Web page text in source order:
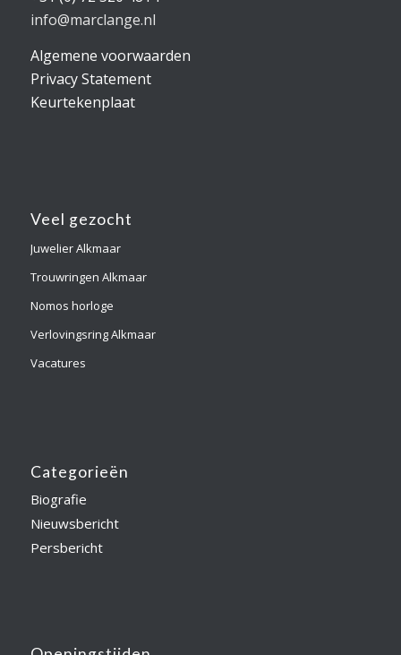
info@marclange.nl
Algemene voorwaarden
Privacy Statement
Keurtekenplaat
Veel gezocht
Juwelier Alkmaar
Trouwringen Alkmaar
Nomos horloge
Verlovingsring Alkmaar
Vacatures
Categorieën
Biografie
Nieuwsbericht
Persbericht